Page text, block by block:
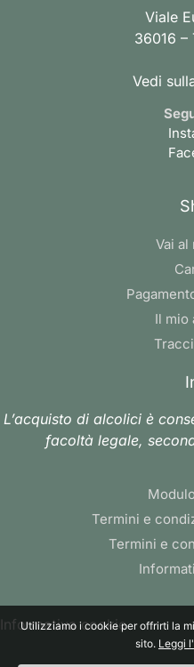
Viale
36016 –
Vedi
Vai al
Il mio
L’acquisto di alcolici è
facoltà legale,
Termini e
Termini e
Informativa cookie
Utilizziamo i cookie per offrirti la
sito. Leggi